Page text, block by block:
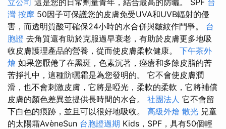
立公司 這是您的日常劑量青年，結合最高的防曬。 SPF 台
灣 按摩 50因子可保護您的皮膚免受UVA和UVB輻射的侵
害，而透明質酸可確保24小時的水合併與皺紋作鬥爭。 台
胞證 去角質還有助於克服過早衰老，有助於皮膚更多地吸
收皮膚護理產品的營養，從而使皮膚柔軟健康。 下午茶外
燴 如果您厭倦了在黑斑，色素沉著，痤瘡和多餘皮脂的苦
苦掙扎中，這種防曬霜是為您發明的。 它不會使皮膚潤
滑，也不會刺激皮膚，它將是啞光，柔軟的柔軟，它將補​​償
皮膚的顏色差異並提供長時間的水合。 社團法人 它不會留
下白色的痕跡，並且可以很好地吸收。 高級外燴 散光 兒童
的太陽霜AvèneSun 台胞證過期 Kids，SPF，具有50個輕